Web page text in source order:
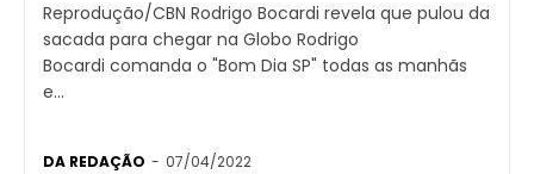
Reprodução/CBN Rodrigo Bocardi revela que pulou da
sacada para chegar na Globo Rodrigo
Bocardi comanda o "Bom Dia SP" todas as manhãs
e...
DA REDAÇÃO - 07/04/2022